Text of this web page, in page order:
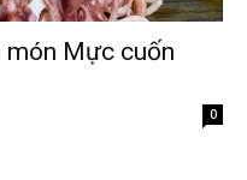
món Mực cuốn
0